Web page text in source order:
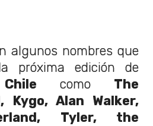
algunos nombres que
próxima edición de
como The
Kygo, Alan Walker,
Tyler, the